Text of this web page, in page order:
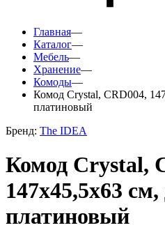
Главная—
Каталог—
Мебель—
Хранение—
Комоды—
Комод Crystal, CRD004,
платиновый
Бренд: The IDEA
Комод Crystal,
147х45,5х63
платиновый